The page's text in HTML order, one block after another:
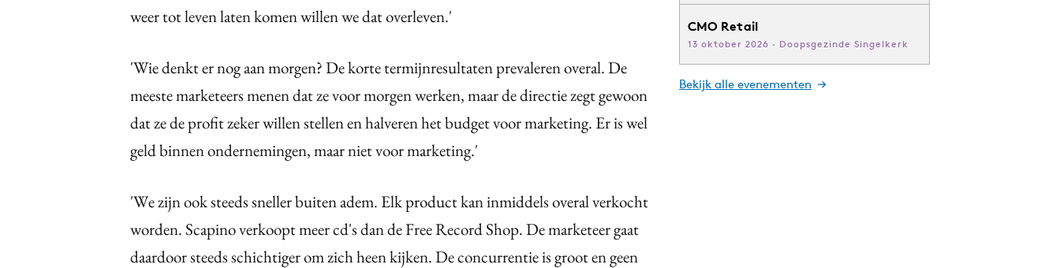
weer tot leven laten komen willen we dat overleven.'
'Wie denkt er nog aan morgen? De korte termijnresultaten prevaleren overal. De
meeste marketeers menen dat ze voor morgen werken, maar de directie zegt gewoon
dat ze de profit zeker willen stellen en halveren het budget voor marketing. Er is wel
geld binnen ondernemingen, maar niet voor marketing.'
'We zijn ook steeds sneller buiten adem. Elk product kan inmiddels overal verkocht
worden. Scapino verkoopt meer cd's dan de Free Record Shop. De marketeer gaat
daardoor steeds schichtiger om zich heen kijken. De concurrentie is groot en geen
CMO Retail
13 oktober 2026 · Doopsgezinde Singelkerk
Bekijk alle evenementen